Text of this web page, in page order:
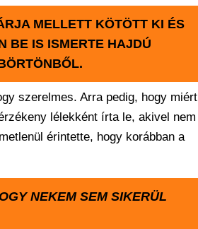
MELLETT KÖTÖTT KI ÉS
BE IS ISMERTE HAJDÚ
szerelmes. Arra pedig, hogy miért
lélekként írta le, akivel nem
érintette, hogy korábban a
NEKEM SEM SIKERÜL